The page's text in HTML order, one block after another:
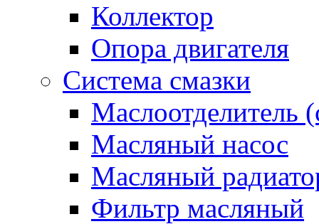
Коллектор
Опора двигателя
Система смазки
Маслоотделитель
Масляный насос
Масляный
Фильтр масляный